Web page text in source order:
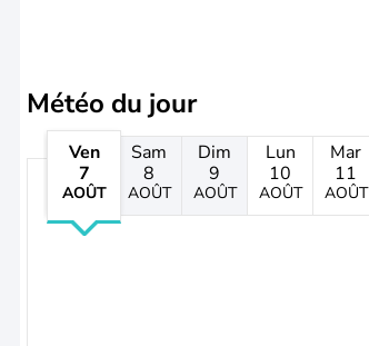
Météo du jour
Ven
7
AOÛT
Sam
8
AOÛT
Dim
9
AOÛT
Lun
10
AOÛT
Mar
11
AOÛT